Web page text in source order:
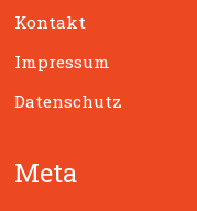
Kontakt
Impressum
Datenschutz
Meta